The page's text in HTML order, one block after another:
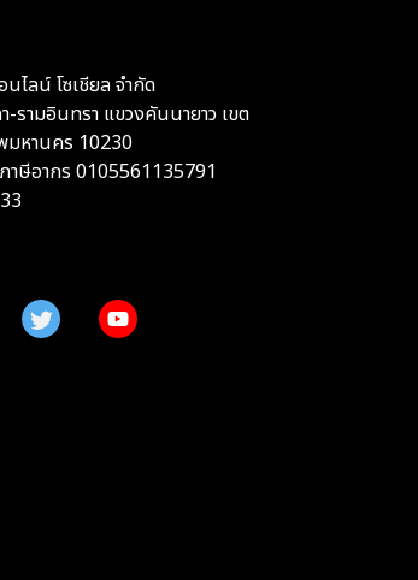
ไลน์ โซเชียล จำกัด
รามอินทรา แขวงคันนายาว เขต
มหานคร 10230
ภาษีอากร 0105561135791